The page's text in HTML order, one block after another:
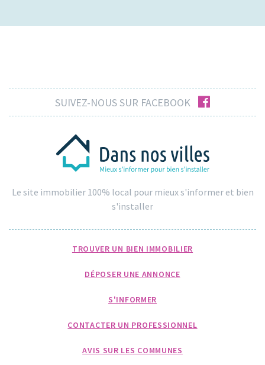
SUIVEZ-NOUS SUR FACEBOOK facebook
Le site immobilier 100% local pour mieux s'informer et bien
s'installer
TROUVER UN BIEN IMMOBILIER
DÉPOSER UNE ANNONCE
S'INFORMER
CONTACTER UN PROFESSIONNEL
AVIS SUR LES COMMUNES